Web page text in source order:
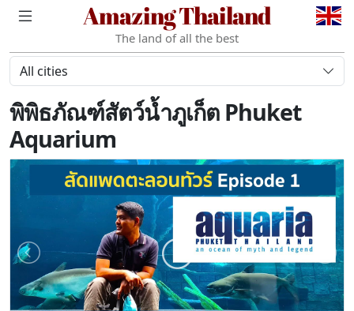
Amazing Thailand
The land of all the best
All cities
พิพิธภัณฑ์สัตว์น้ำภูเก็ต Phuket
Aquarium